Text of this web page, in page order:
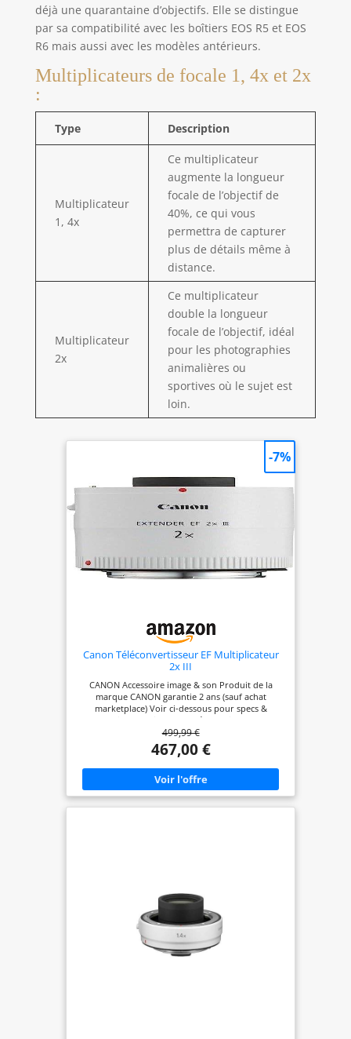
déjà une quarantaine d’objectifs. Elle se distingue
par sa compatibilité avec les boîtiers EOS R5 et EOS
R6 mais aussi avec les modèles antérieurs.
Multiplicateurs de focale 1, 4x et 2x
:
Type Description
Multiplicateur
1, 4x
Ce multiplicateur
augmente la longueur
focale de l’objectif de
40%, ce qui vous
permettra de capturer
plus de détails même à
distance.
Multiplicateur
2x
Ce multiplicateur
double la longueur
focale de l’objectif, idéal
pour les photographies
animalières ou
sportives où le sujet est
loin.
Canon Téléconvertisseur EF Multiplicateur
2x III
CANON Accessoire image & son Produit de la
marque CANON garantie 2 ans (sauf achat
marketplace) Voir ci-dessous pour specs &
informations complémentaires
499,99 €
467,00 €
-7%